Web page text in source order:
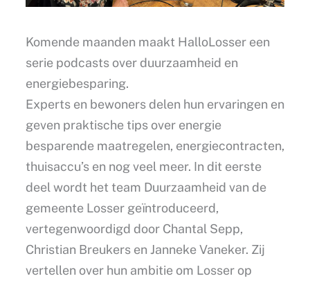
Komende maanden maakt HalloLosser een
serie podcasts over duurzaamheid en
energiebesparing.
Experts en bewoners delen hun ervaringen en
geven praktische tips over energie
besparende maatregelen, energiecontracten,
thuisaccu’s en nog veel meer. In dit eerste
deel wordt het team Duurzaamheid van de
gemeente Losser geïntroduceerd,
vertegenwoordigd door Chantal Sepp,
Christian Breukers en Janneke Vaneker. Zij
vertellen over hun ambitie om Losser op